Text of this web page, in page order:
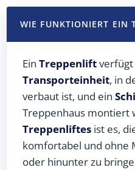
WIE FUNKTIONIERT EIN
Ein Treppenlift
Transporteinheit, in
verbaut ist, und ein
Treppenhaus montiert
Treppenliftes ist es,
komfortabel und ohne
oder hinunter zu